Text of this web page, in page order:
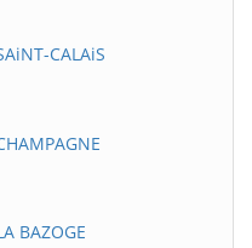
CALAiS
BAZOGE